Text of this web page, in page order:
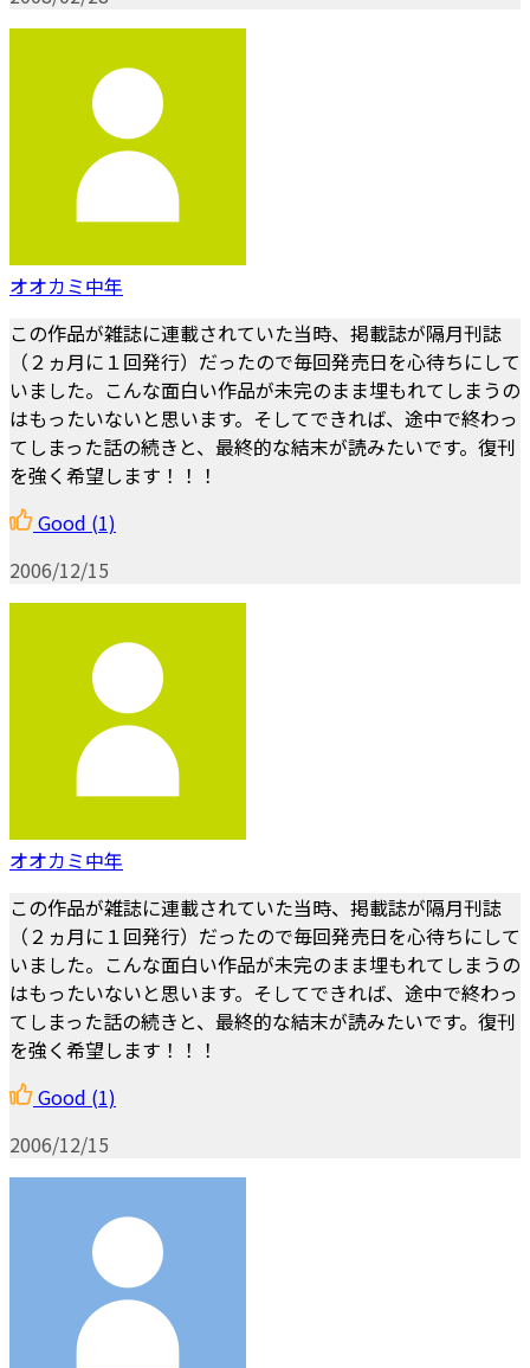
オオカミ中年
この作品が雑誌に連載されていた当時、掲載誌が隔月刊誌
（２ヵ月に１回発行）だったので毎回発売日を心待ちにして
いました。こんな面白い作品が未完のまま埋もれてしまうの
はもったいないと思います。そしてできれば、途中で終わっ
てしまった話の続きと、最終的な結末が読みたいです。復刊
を強く希望します！！！
Good (1)
2006/12/15
オオカミ中年
この作品が雑誌に連載されていた当時、掲載誌が隔月刊誌
（２ヵ月に１回発行）だったので毎回発売日を心待ちにして
いました。こんな面白い作品が未完のまま埋もれてしまうの
はもったいないと思います。そしてできれば、途中で終わっ
てしまった話の続きと、最終的な結末が読みたいです。復刊
を強く希望します！！！
Good (1)
2006/12/15